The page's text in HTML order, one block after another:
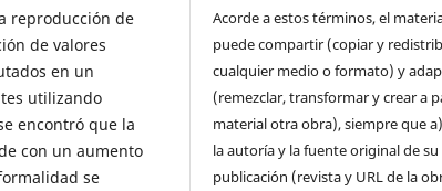
reproducción de
de valores
en un
utilizando
encontró que la
con un aumento
se
Acorde a estos términos, el
puede compartir (copiar y
cualquier medio o formato) y
(remezclar, transformar y crear a
material otra obra), siempre que
la autoría y la fuente original de su
publicación (revista y URL de la